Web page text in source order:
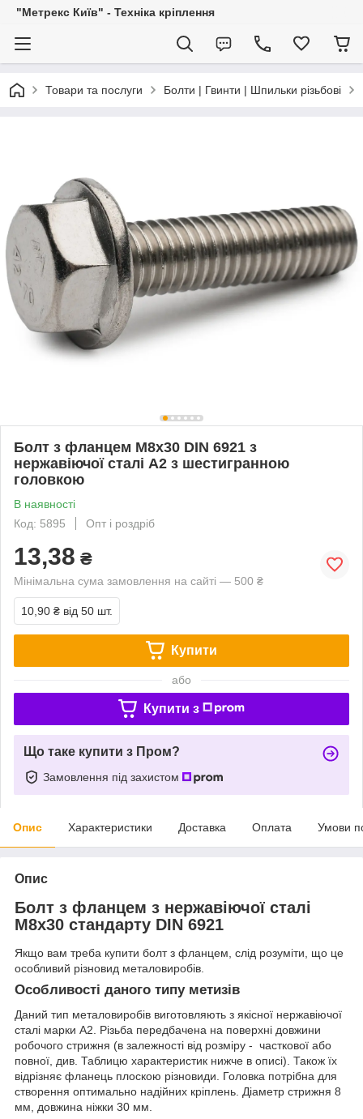
"Метрекс Київ" - Техніка кріплення
Товари та послуги Болти | Гвинти | Шпильки різьбові
Болт з фланцем М8х30 DIN 6921 з
нержавіючої сталі А2 з шестигранною
головкою
В наявності
Код: 5895
Опт і роздріб
13,38 ₴
Мінімальна сума замовлення на сайті — 500 ₴
10,90 ₴ від 50 шт.
Купити
або
Купити з
Що таке купити з Пром?
Замовлення під захистом
Опис Характеристики Доставка Оплата Умови
Опис
Болт з фланцем з нержавіючої сталі
М8х30 стандарту DIN 6921
Якщо вам треба купити болт з фланцем, слід розуміти, що це
особливий різновид металовиробів.
Особливості даного типу метизів
Даний тип металовиробів виготовляють з якісної нержавіючої
сталі марки А2. Різьба передбачена на поверхні довжини
робочого стрижня (в залежності від розміру - часткової або
повної, див. Таблицю характеристик нижче в описі). Також їх
відрізняє фланець плоскою різновиди. Головка потрібна для
створення оптимально надійних кріплень. Діаметр стрижня 8
мм, довжина ніжки 30 мм.